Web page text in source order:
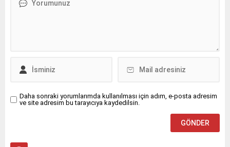
Daha sonraki yorumlarımda kullanılması için adım, e-posta adresim
ve site adresim bu tarayıcıya kaydedilsin.